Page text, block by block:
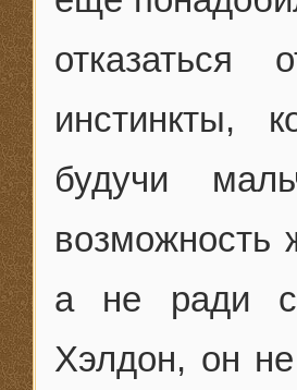
отказаться
инстинкты,
будучи
возможность
а не ради
Хэлдон, он